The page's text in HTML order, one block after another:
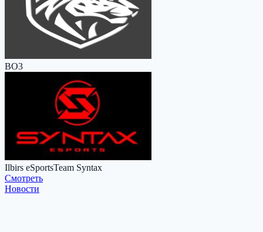
BO3
Ilbirs eSportsTeam Syntax
Cмотреть
Новости